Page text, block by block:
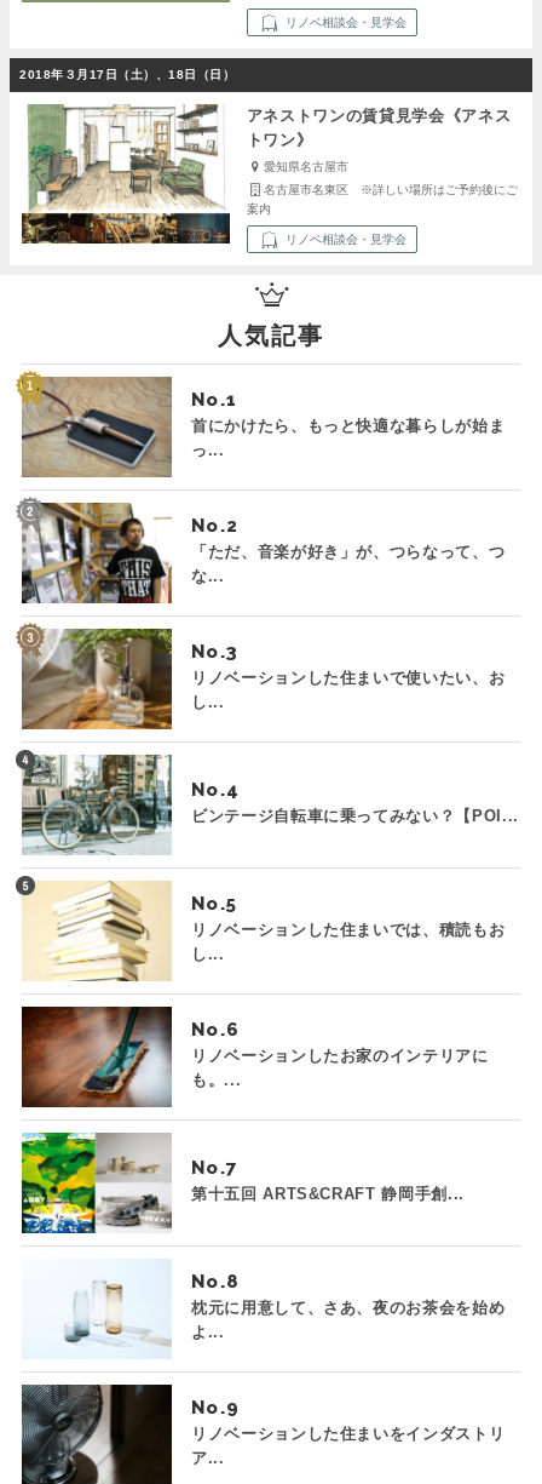
リノベ相談会・見学会
2018年３月17日（土）、18日（日）
アネストワンの賃貸見学会《アネス
トワン》
愛知県名古屋市
名古屋市名東区 ※詳しい場所はご予約後にご
案内
リノベ相談会・見学会
人気記事
No.
首にかけたら、もっと快適な暮らしが始ま
っ...
No.
「ただ、音楽が好き」が、つらなって、つ
な...
No.
リノベーションした住まいで使いたい、お
し...
No.
ビンテージ自転車に乗ってみない？【POI...
No.
リノベーションした住まいでは、積読もお
し...
No.
リノベーションしたお家のインテリアに
も。...
No.
第十五回 ARTS&CRAFT 静岡手創...
No.
枕元に用意して、さあ、夜のお茶会を始め
よ...
No.
リノベーションした住まいをインダストリ
ア...